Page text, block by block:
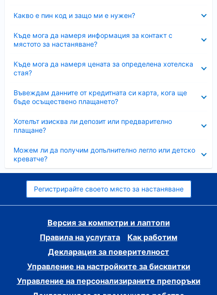
Какво е пин код и защо ми е нужен?
Къде мога да намеря информация за контакт с
мястото за настаняване?
Къде мога да намеря цената за определена хотелска
стая?
Въвеждам данните от кредитната си карта, кога ще
бъде осъществено плащането?
Хотелът изисква ли депозит или предварително
плащане?
Можем ли да получим допълнително легло или детско
креватче?
Регистрирайте своето място за настаняване
Версия за компютри и лаптопи
Правила на услугата
Как работим
Декларация за поверителност
Управление на настройките за бисквитки
Управление на персонализираните препоръки